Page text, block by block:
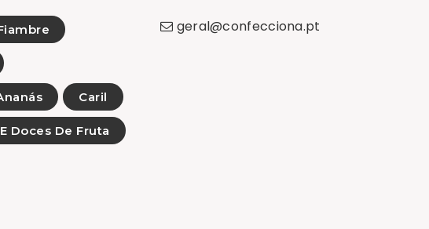
Caril
Doces De Fruta
geral@confecciona.pt